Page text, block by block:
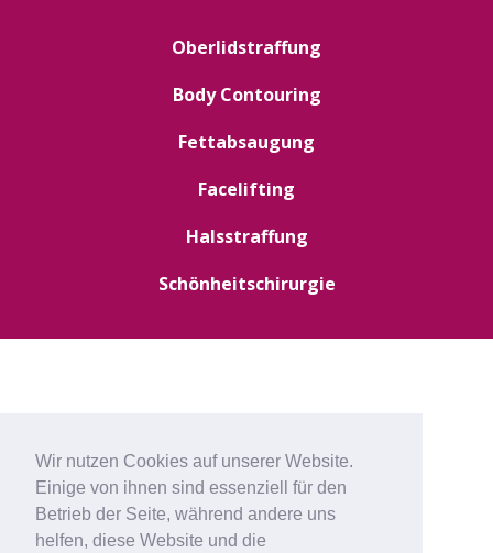
Wir nutzen Cookies auf unserer Website.
Einige von ihnen sind essenziell für den
Betrieb der Seite, während andere uns
helfen, diese Website und die
Oberlidstraffung
Body Contouring
Fettabsaugung
Facelifting
Halsstraffung
Schönheitschirurgie